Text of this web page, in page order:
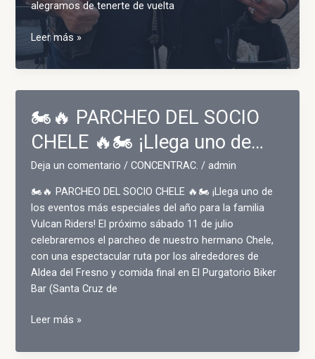
alegramos de tenerte de vuelta
Ayer
fue
un
especial
en
la
sede,
vuelto…
Leer más »
🏍️🔥 PARCHEO DEL SOCIO
CHELE 🔥🏍️ ¡Llega uno de…
Deja un comentario /CONCENTRAC. /admin
🏍️🔥 PARCHEO DEL SOCIO CHELE 🔥🏍️ ¡Llega uno de
los eventos más especiales del año para la familia
Vulcan Riders! El próximo sábado 11 de julio
celebraremos el parcheo de nuestro hermano Chele,
con una espectacular ruta por los alrededores de
Aldea del Fresno y comida final en El Purgatorio Biker
Bar (Santa Cruz de
🏍️
PARCHEO
Leer más »